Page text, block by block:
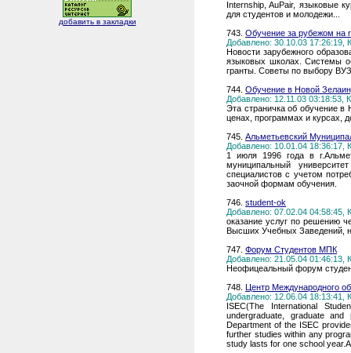
добавить в закладки
Internship, AuPair, языковые
для студентов и молодежи...
743. Обучение за рубежом на
Добавлено: 30.10.03 17:26:19,
Новости зарубежного
языковых школах. Системы
гранты. Советы по выбору
744. Обучение в Новой
Добавлено: 12.11.03 03:18:53,
Эта страничка об обучение в
ценах, программах и курсах,
745. Альметьевский
Добавлено: 10.01.04 18:36:17,
1 июля 1996 года в
муниципальный
специалистов с учетом
заочной формам обучения.
746. student-ok
Добавлено: 07.02.04 04:58:45,
оказание услуг по решению
Высших Учебных Заведений,
747. Форум Студентов МПК
Добавлено: 21.05.04 01:46:13,
Неофицеальный форум
748. Центр Международного
Добавлено: 12.06.04 18:13:41,
ISEC(The International
undergraduate, graduate and
Department of the ISEC
further studies within any
study lasts for one school